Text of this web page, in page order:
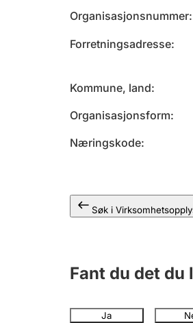
Organisasjonsnummer
Forretningsadresse
Kommune, land
Organisasjonsform
Næringskode
Søk i
Fant du det du
Ja